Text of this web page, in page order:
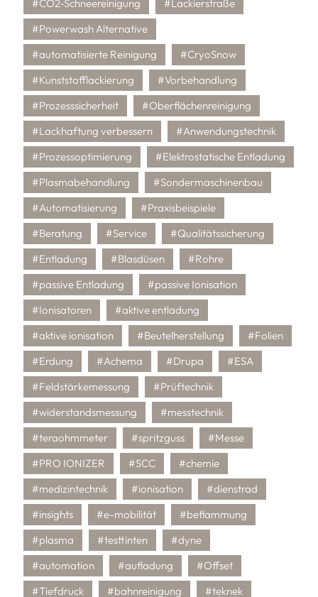
#CO2-Schneereinigung
#Lackierstraße
#Powerwash Alternative
#automatisierte Reinigung
#CryoSnow
#Kunststofflackierung
#Vorbehandlung
#Prozesssicherheit
#Oberflächenreinigung
#Lackhaftung verbessern
#Anwendungstechnik
#Prozessoptimierung
#Elektrostatische Entladung
#Plasmabehandlung
#Sondermaschinenbau
#Automatisierung
#Praxisbeispiele
#Beratung
#Service
#Qualitätssicherung
#Entladung
#Blasdüsen
#Rohre
#passive Entladung
#passive Ionisation
#Ionisatoren
#aktive entladung
#aktive ionisation
#Beutelherstellung
#Folien
#Erdung
#Achema #Drupa
#ESA
#Feldstärkemessung
#Prüftechnik
#widerstandsmessung
#messtechnik
#teraohmmeter
#spritzguss
#Messe
#PRO IONIZER
#SCC
#chemie
#medizintechnik
#ionisation
#dienstrad
#insights
#e-mobilität
#beflammung
#plasma
#testtinten
#dyne
#automation
#aufladung
#Offset
#Tiefdruck
#bahnreinigung #teknek